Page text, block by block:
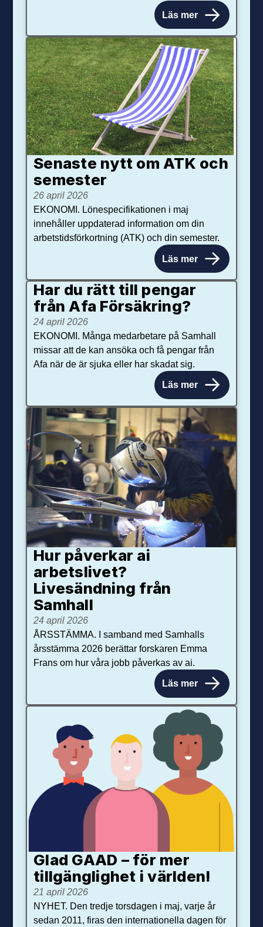
Läs mer
Senaste nytt om ATK och
se­mester
26 april 2026
EKONOMI. Lönespecifikationen i maj
innehåller uppdaterad information om din
arbetstidsförkortning (ATK) och din semester.
Läs mer
Har du rätt till pengar
från Afa Försäkring?
24 april 2026
EKONOMI. Många medarbetare på Samhall
missar att de kan ansöka och få pengar från
Afa när de är sjuka eller har skadat sig.
Läs mer
Hur påverkar ai
arbetslivet?
Livesändning från
Samhall
24 april 2026
ÅRSSTÄMMA. I samband med Samhalls
årsstämma 2026 berättar forskaren Emma
Frans om hur våra jobb påverkas av ai.
Läs mer
Glad GAAD – för mer
tillgänglighet i världen!
21 april 2026
NYHET. Den tredje torsdagen i maj, varje år
sedan 2011, firas den internationella dagen för